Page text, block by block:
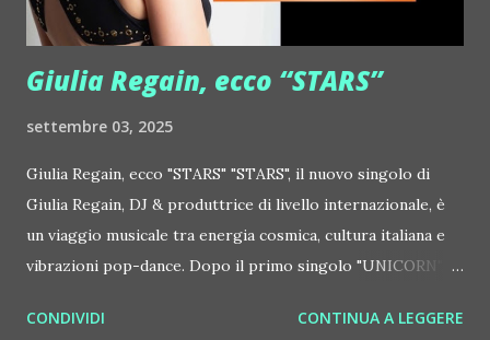
Centrale Elettrica Loco Dice ::
http://www.myspace.com/locod...
Giulia Regain, ecco “STARS”
settembre 03, 2025
Giulia Regain, ecco "STARS" "STARS", il nuovo singolo di
Giulia Regain, DJ & produttrice di livello internazionale, è
un viaggio musicale tra energia cosmica, cultura italiana e
vibrazioni pop-dance. Dopo il primo singolo "UNICORN",
seconda release intitolata "STARS", interpretata dalla voce
CONDIVIDI CONTINUA A LEGGERE